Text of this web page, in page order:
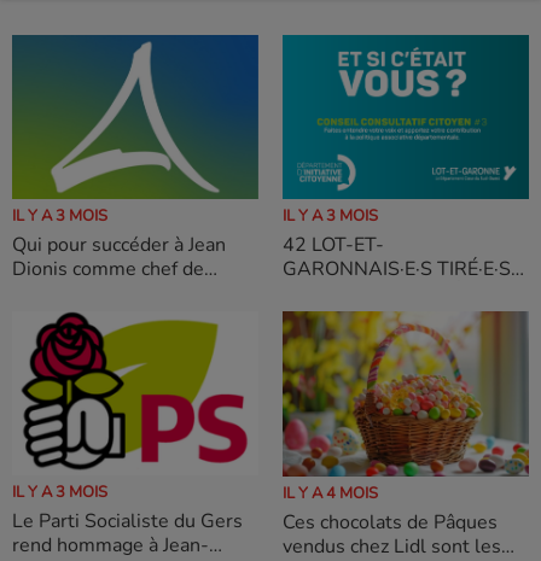
IL Y A 3 MOIS
Qui pour succéder à Jean
Dionis comme chef de
IL Y A 3 MOIS
42 LOT-ET-
GARONNAIS·E·S TIRÉ·E·S
VOUS ?
IL Y A 3 MOIS
Le Parti Socialiste du Gers
rend hommage à Jean-
IL Y A 4 MOIS
Ces chocolats de Pâques
vendus chez Lidl sont les